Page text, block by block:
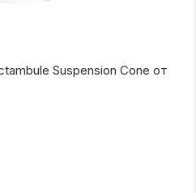
Suspension Cone от